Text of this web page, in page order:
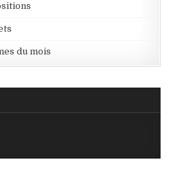
du mois